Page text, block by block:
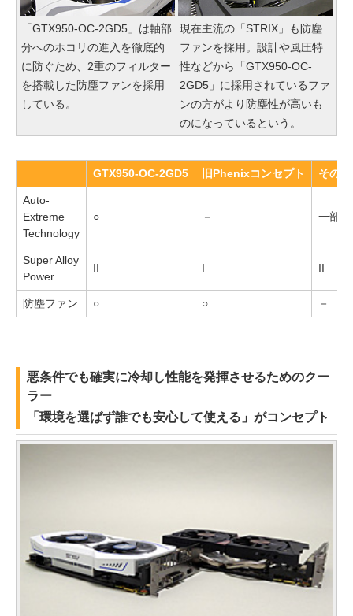
「GTX950-OC-2GD5」は軸部
分へのホコリの進入を徹底的
に防ぐため、2重のフィルター
を搭載した防塵ファンを採用
している。
現在主流の「STRIX」も防塵
ファンを採用。設計や風圧特
性などから「GTX950-OC-
2GD5」に採用されているファ
ンの方がより防塵性が高いも
のになっているという。
GTX950-OC-2GD5 旧Phenixコンセプト その
Auto-
Extreme
Technology
○ － 一部
Super Alloy
Power
II I II
防塵ファン ○ ○ －
悪条件でも確実に冷却し性能を発揮させるためのクー
ラー
「環境を選ばず誰でも安心して使える」がコンセプト